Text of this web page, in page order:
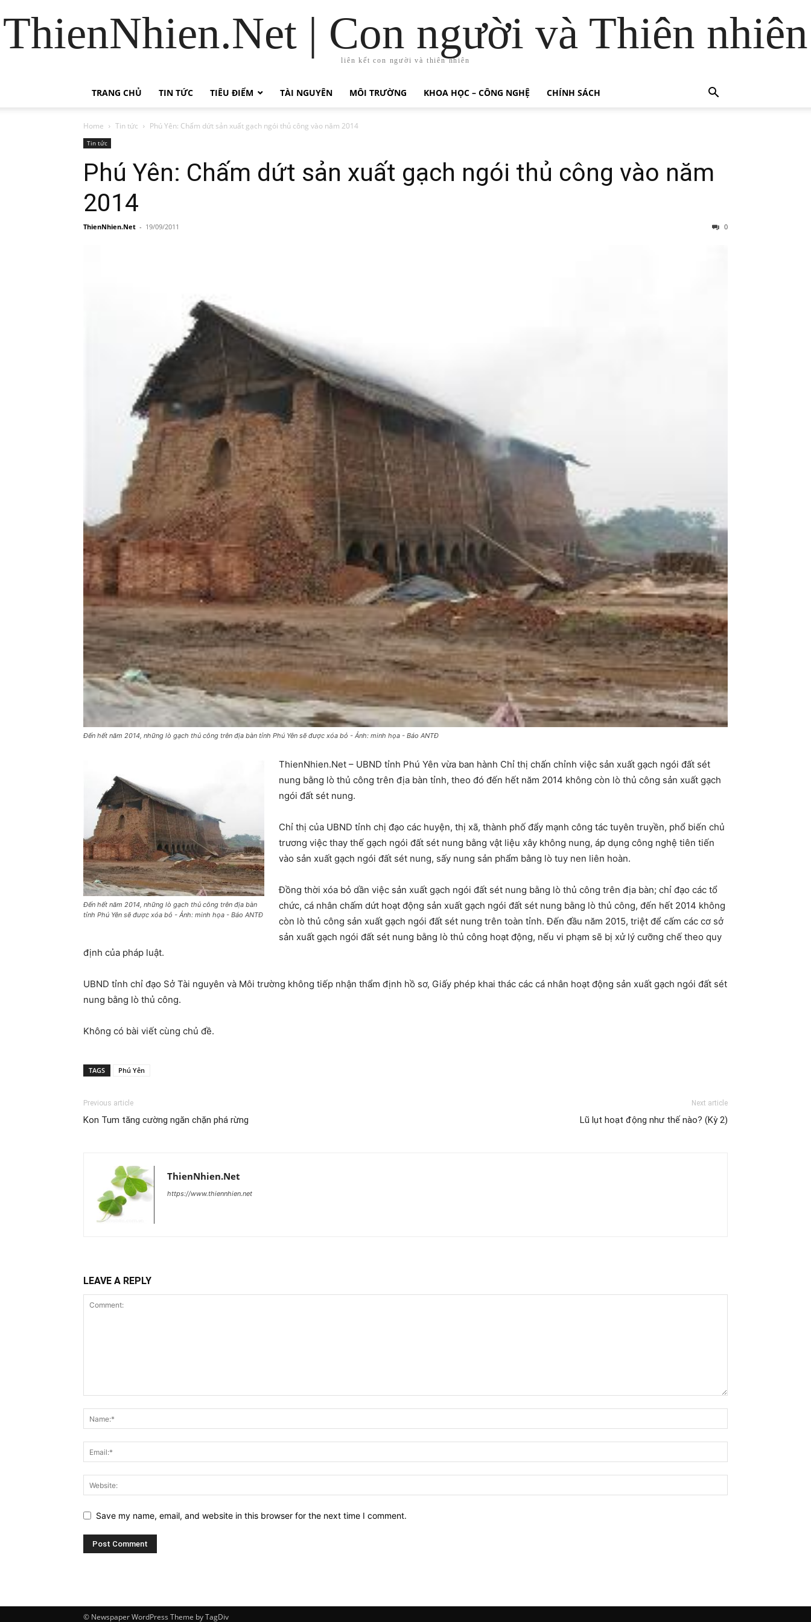
ThienNhien.Net | Con người và Thiên nhiên
liên kết con người và thiên nhiên
TRANG CHỦ TIN TỨC TIÊU ĐIỂM TÀI NGUYÊN MÔI TRƯỜNG KHOA HỌC – CÔNG NGHỆ CHÍNH SÁCH
Home Tin tức Phú Yên: Chấm dứt sản xuất gạch ngói thủ công vào năm 2014
Tin tức
Phú Yên: Chấm dứt sản xuất gạch ngói thủ công vào năm
2014
ThienNhien.Net - 19/09/2011 0
Đến hết năm 2014, những lò gạch thủ công trên địa bàn tỉnh Phú Yên sẽ được xóa bỏ - Ảnh: minh họa - Báo ANTĐ
Đến hết năm 2014, những lò gạch thủ công trên địa bàn
tỉnh Phú Yên sẽ được xóa bỏ - Ảnh: minh họa - Báo ANTĐ
ThienNhien.Net – UBND tỉnh Phú Yên vừa ban hành Chỉ thị chấn chỉnh việc sản xuất gạch ngói đất sét
nung bằng lò thủ công trên địa bàn tỉnh, theo đó đến hết năm 2014 không còn lò thủ công sản xuất gạch
ngói đất sét nung.
Chỉ thị của UBND tỉnh chị đạo các huyện, thị xã, thành phố đẩy mạnh công tác tuyên truyền, phổ biến chủ
trương việc thay thế gạch ngói đất sét nung bằng vật liệu xây không nung, áp dụng công nghệ tiên tiến
vào sản xuất gạch ngói đất sét nung, sấy nung sản phẩm bằng lò tuy nen liên hoàn.
Đồng thời xóa bỏ dần việc sản xuất gạch ngói đất sét nung bằng lò thủ công trên địa bàn; chỉ đạo các tổ
chức, cá nhân chấm dứt hoạt động sản xuất gạch ngói đất sét nung bằng lò thủ công, đến hết 2014 không
còn lò thủ công sản xuất gạch ngói đất sét nung trên toàn tỉnh. Đến đầu năm 2015, triệt để cấm các cơ sở
sản xuất gạch ngói đất sét nung bằng lò thủ công hoạt động, nếu vi phạm sẽ bị xử lý cưỡng chế theo quy
định của pháp luật.
UBND tỉnh chỉ đạo Sở Tài nguyên và Môi trường không tiếp nhận thẩm định hồ sơ, Giấy phép khai thác các cá nhân hoạt động sản xuất gạch ngói đất sét
nung bằng lò thủ công.
Không có bài viết cùng chủ đề.
TAGS Phú Yên
Previous article
Kon Tum tăng cường ngăn chặn phá rừng
Next article
Lũ lụt hoạt động như thế nào? (Kỳ 2)
ThienNhien.Net
https://www.thiennhien.net
LEAVE A REPLY
Save my name, email, and website in this browser for the next time I comment.
© Newspaper WordPress Theme by TagDiv